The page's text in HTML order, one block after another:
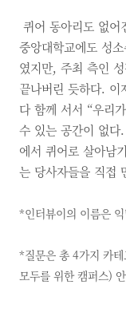
퀴어 동아리도 없어
중앙대학교에도 성
였지만, 주최 측인
끝나버린 듯하다. 이
다 함께 서서 “우리
수 있는 공간이 없다
에서 퀴어로 살아남
는 당사자들을 직접
*인터뷰이의 이름
*질문은 총 4가지 카
모두를 위한 캠퍼스)